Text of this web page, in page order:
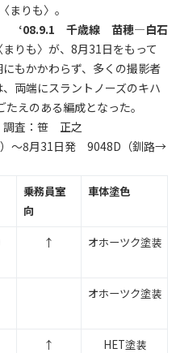
まりも〉。
‘08.9.1 千歳線 苗穂―白石
りも〉が、8月31日をもって
もかかわらず、多くの撮影者
両端にスラントノーズのキハ
えのある編成となった。
査：笹 正之
～8月31日発 9048D（釧路→
乗務員室
向
車体塗色
↑ オホーツク塗装
オホーツク塗装
↑ HET塗装